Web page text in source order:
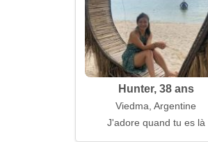
Hunter, 38 ans
Viedma, Argentine
J'adore quand tu es là